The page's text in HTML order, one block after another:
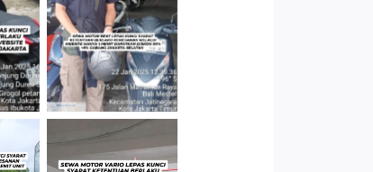
Gedung Parkir
P6A